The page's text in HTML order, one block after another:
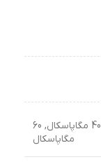
40 مگاپاسکال ,
60
مگاپاسکال